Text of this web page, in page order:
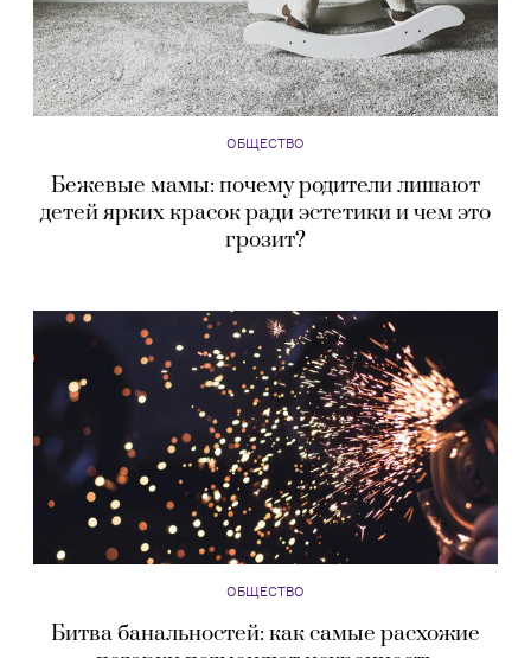
ОБЩЕСТВО
Бежевые мамы: почему родители лишают
детей ярких красок ради эстетики и чем это
грозит?
ОБЩЕСТВО
Битва банальностей: как самые расхожие